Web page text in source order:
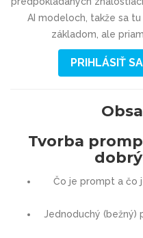
AI modeloch, takže sa
základom, ale
PRIHLÁSIŤ
Tvorba
Čo je prompt a čo
Jednoduchý (bežný)